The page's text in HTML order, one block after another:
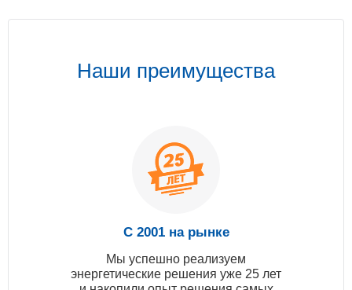
Наши преимущества
С 2001 на рынке
Мы успешно реализуем
энергетические решения уже 25 лет